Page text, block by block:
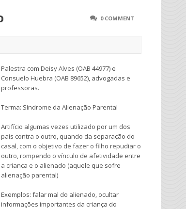
0 COMMENT
Palestra com Deisy Alves (OAB 44977) e
Consuelo Huebra (OAB 89652), advogadas e
professoras.
Terma: Síndrome da Alienação Parental
Artifício algumas vezes utilizado por um dos
pais contra o outro, quando da separação do
casal, com o objetivo de fazer o filho repudiar o
outro, rompendo o vínculo de afetividade entre
a criança e o alienado (aquele que sofre
alienação parental)
Exemplos: falar mal do alienado, ocultar
informações importantes da criança do